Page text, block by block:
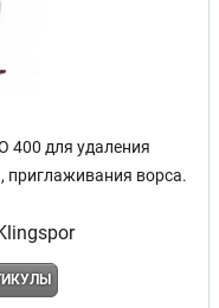
400 для удаления
приглаживания ворса.